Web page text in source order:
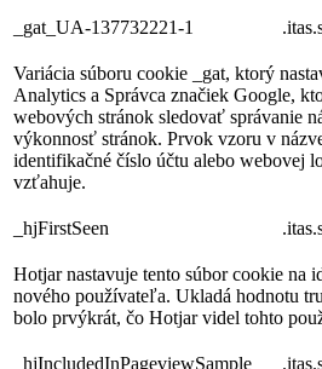
_gat_UA-137732221-1
Variácia súboru cookie _gat, ktorý
Analytics a Správca značiek Google,
webových stránok sledovať správanie
výkonnosť stránok. Prvok vzoru v
identifikačné číslo účtu alebo webovej
vzťahuje.
_hjFirstSeen
Hotjar nastavuje tento súbor cookie na
nového používateľa. Ukladá hodnotu
bolo prvýkrát, čo Hotjar videl tohto
_hjIncludedInPageviewSample